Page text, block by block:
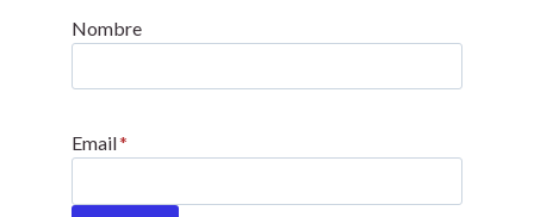
C
n
a
Nombre
Email*